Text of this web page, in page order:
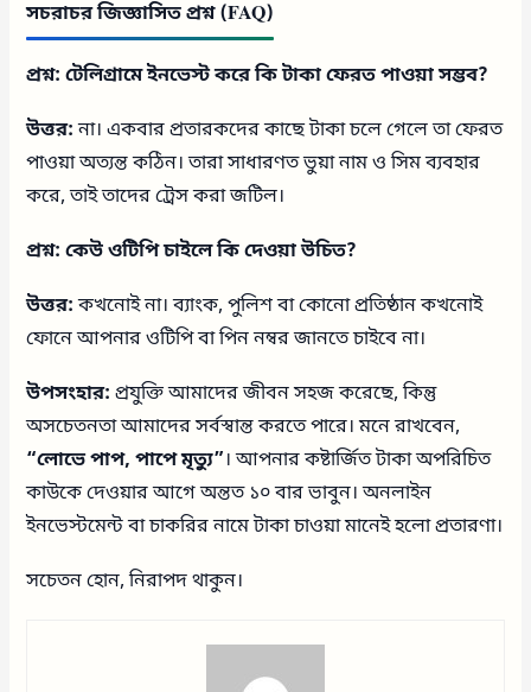
সচরাচর জিজ্ঞাসিত প্রশ্ন (FAQ)
প্রশ্ন: টেলিগ্রামে ইনভেস্ট করে কি টাকা ফেরত পাওয়া সম্ভব?
উত্তর:না। একবার প্রতারকদের কাছে টাকা চলে গেলে তা ফেরত
পাওয়া অত্যন্ত কঠিন। তারা সাধারণত ভুয়া নাম ও সিম ব্যবহার
করে, তাই তাদের ট্রেস করা জটিল।
প্রশ্ন: কেউ ওটিপি চাইলে কি দেওয়া উচিত?
উত্তর:কখনোই না। ব্যাংক, পুলিশ বা কোনো প্রতিষ্ঠান কখনোই
ফোনে আপনার ওটিপি বা পিন নম্বর জানতে চাইবে না।
উপসংহার: প্রযুক্তি আমাদের জীবন সহজ করেছে, কিন্তু
অসচেতনতা আমাদের সর্বস্বান্ত করতে পারে। মনে রাখবেন,
“লোভে পাপ, পাপে মৃত্যু”। আপনার কষ্টার্জিত টাকা অপরিচিত
কাউকে দেওয়ার আগে অন্তত ১০ বার ভাবুন। অনলাইন
ইনভেস্টমেন্ট বা চাকরির নামে টাকা চাওয়া মানেই হলো প্রতারণা।
সচেতন হোন, নিরাপদ থাকুন।